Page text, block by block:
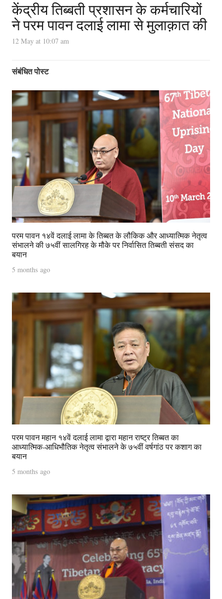
केंद्रीय तिब्बती प्रशासन के कर्मचारियों
ने परम पावन दलाई लामा से मुलाक़ात की
12 May at 10:07 am
संबंधित पोस्ट
परम पावन १४वें दलाई लामा के तिब्बत के लौकिक और आध्यात्मिक नेतृत्व
संभालने की ७५वीं सालगिरह के मौके पर निर्वासित तिब्बती संसद का
बयान
5 months ago
परम पावन महान १४वें दलाई लामा द्वारा महान राष्ट्र तिब्बत का
आध्यात्मिक-आधिभौतिक नेतृत्व संभालने के ७५वीं वर्षगांठ पर कशाग का
बयान
5 months ago